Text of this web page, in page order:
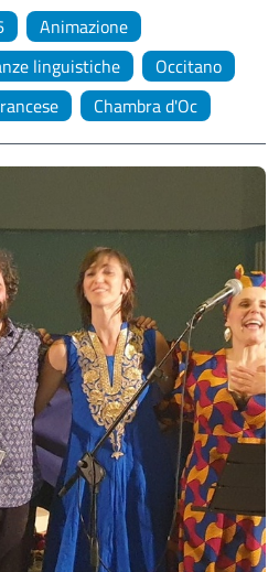
Animazione
linguistiche
Occitano
Chambra d'Oc